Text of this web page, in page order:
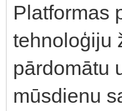
Platformas
tehnoloģiju
pārdomātu
mūsdienu